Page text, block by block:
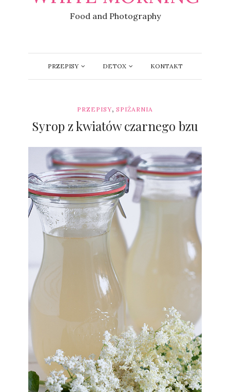
Food and Photography
PRZEPISY DETOX KONTAKT
PRZEPISY, SPIŻARNIA
Syrop z kwiatów czarnego bzu